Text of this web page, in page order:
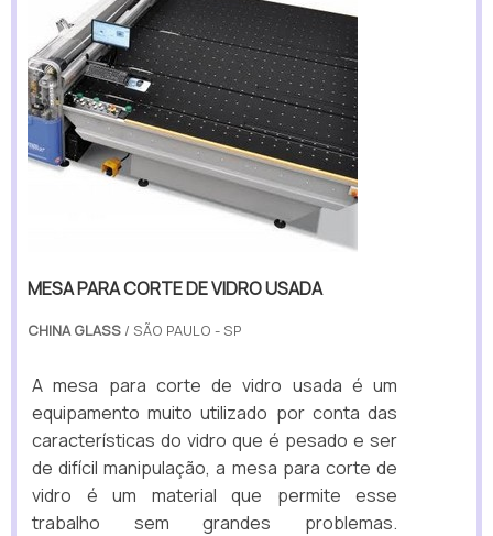
MESA PARA CORTE DE VIDRO USADA
CHINA GLASS / SÃO PAULO - SP
A mesa para corte de vidro usada é um
equipamento muito utilizado por conta das
características do vidro que é pesado e ser
de difícil manipulação, a mesa para corte de
vidro é um material que permite esse
trabalho sem grandes problemas.